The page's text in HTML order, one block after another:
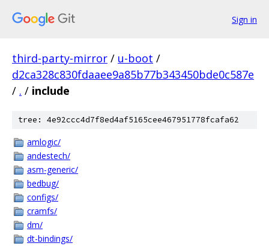
Sign in
third-party-mirror / u-boot /
d2ca328c830fdaaee9a85b77b343450bde0c587e
/ . / include
tree: 4e92ccc4d7f8ed4af5165cee467951778fcafa62
amlogic/
andestech/
asm-generic/
bedbug/
configs/
cramfs/
dm/
dt-bindings/